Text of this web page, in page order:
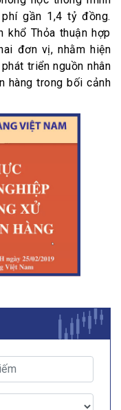
gần 1,4 tỷ đồng.
khổ Thỏa thuận hợp
đơn vị, nhằm hiện
triển nguồn nhân
hàng trong bối cảnh